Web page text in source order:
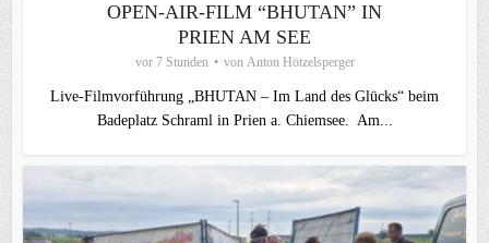
OPEN-AIR-FILM “BHUTAN” IN
PRIEN AM SEE
vor 7 Stunden von Anton Hötzelsperger
Live‑Filmvorführung „BHUTAN – Im Land des Glücks“ beim
Badeplatz Schraml in Prien a. Chiemsee. Am...